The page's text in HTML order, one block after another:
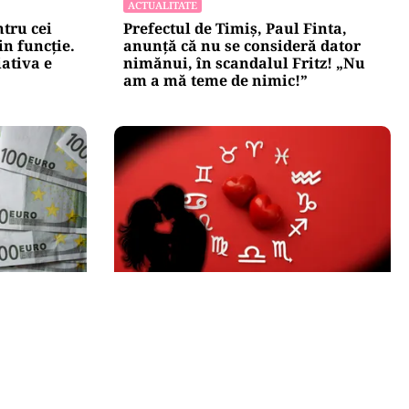
cei
funcție.
e
ACTUALITATE
Prefectul de Timiș, Paul Finta,
anunță că nu se consideră dator
nimănui, în scandalul Fritz! „Nu
am a mă teme de nimic!”